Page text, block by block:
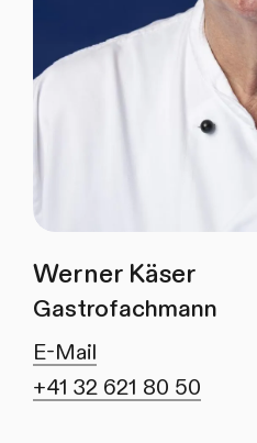
Werner Käser
Gastrofachmann
E-Mail
+41 32 621 80 50